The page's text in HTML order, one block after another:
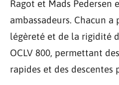
Ragot et Mads Pedersen
ambassadeurs. Chacun
légèreté et de la rigidité
OCLV 800, permettant
rapides et des descentes